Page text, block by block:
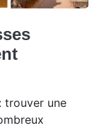
trouver une